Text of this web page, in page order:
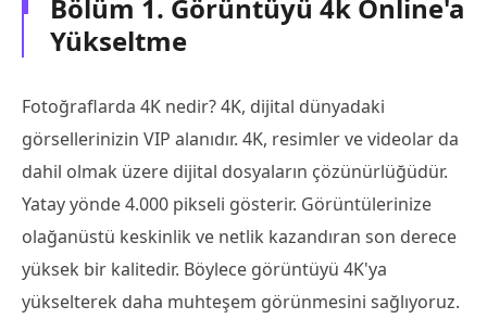
Bölüm 1. Görüntüyü 4k Online'a
Yükseltme
Fotoğraflarda 4K nedir? 4K, dijital dünyadaki
görsellerinizin VIP alanıdır. 4K, resimler ve videolar da
dahil olmak üzere dijital dosyaların çözünürlüğüdür.
Yatay yönde 4.000 pikseli gösterir. Görüntülerinize
olağanüstü keskinlik ve netlik kazandıran son derece
yüksek bir kalitedir. Böylece görüntüyü 4K'ya
yükselterek daha muhteşem görünmesini sağlıyoruz.